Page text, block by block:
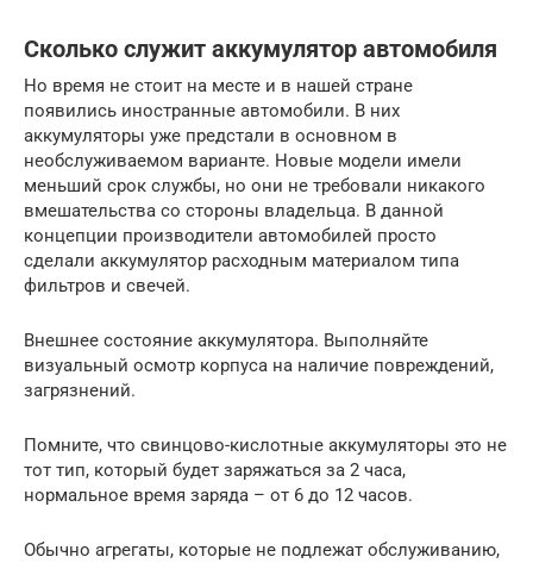
Сколько служит аккумулятор автомобиля
Но время не стоит на месте и в нашей стране
появились иностранные автомобили. В них
аккумуляторы уже предстали в основном в
необслуживаемом варианте. Новые модели имели
меньший срок службы, но они не требовали никакого
вмешательства со стороны владельца. В данной
концепции производители автомобилей просто
сделали аккумулятор расходным материалом типа
фильтров и свечей.
Внешнее состояние аккумулятора. Выполняйте
визуальный осмотр корпуса на наличие повреждений,
загрязнений.
Помните, что свинцово-кислотные аккумуляторы это не
тот тип, который будет заряжаться за 2 часа,
нормальное время заряда – от 6 до 12 часов.
Обычно агрегаты, которые не подлежат обслуживанию,